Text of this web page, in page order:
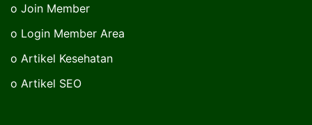
o Join Member
o Login Member Area
o Artikel Kesehatan
o Artikel SEO